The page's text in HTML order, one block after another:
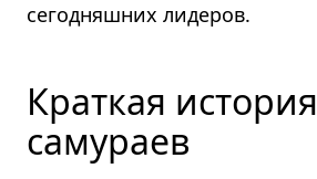
сегодняшних лидеров.
Краткая история
самураев